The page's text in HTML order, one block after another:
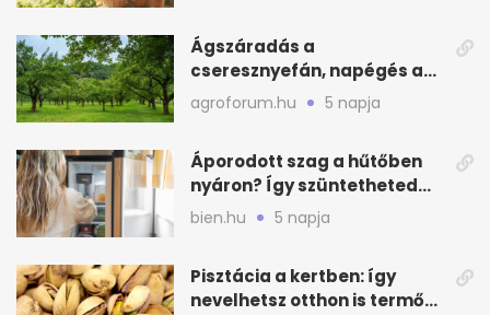
Ágszáradás a
cseresznyefán, napégés a
kajszin: mit tehetsz most?
agroforum.hu 5 napja
Áporodott szag a hűtőben
nyáron? Így szüntetheted
meg olcsón
bien.hu 5 napja
Pisztácia a kertben: így
nevelhetsz otthon is termő